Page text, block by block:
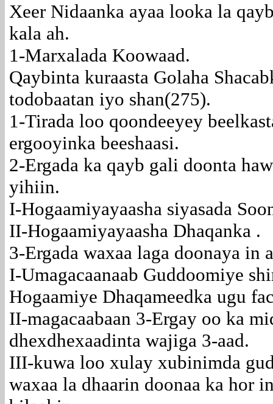
Xeer Nidaanka ayaa looka la
kala ah.
1-Marxalada Koowaad.
Qaybinta kuraasta Golaha
todobaatan iyo shan(275).
1-Tirada loo qoondeeyey
ergooyinka beeshaasi.
2-Ergada ka qayb gali doonta
yihiin.
I-Hogaamiyayaasha siyasada
II-Hogaamiyayaasha Dhaqanka .
3-Ergada waxaa laga doonaya in
I-Umagacaanaab Guddoomiye
Hogaamiye Dhaqameedka ugu
II-magacaabaan 3-Ergay oo ka
dhexdhexaadinta wajiga 3-aad.
III-kuwa loo xulay xubinimda
waxaa la dhaarin doonaa ka hor